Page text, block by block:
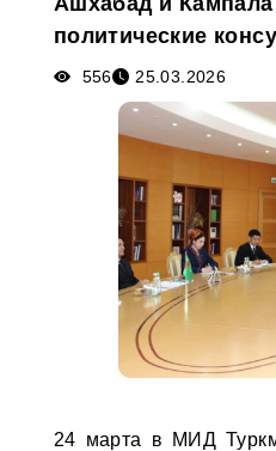
Медиа
Афишаполитические
556 25.03.2026
24 марта в МИД